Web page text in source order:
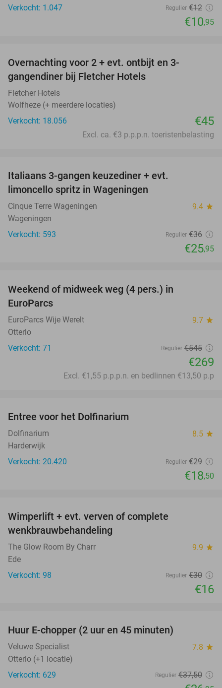
Verkocht: 1.047
Regulier €12
€10,95
Overnachting voor 2 + evt. ontbijt en 3-
gangendiner bij Fletcher Hotels
Fletcher Hotels
Wolfheze (+ meerdere locaties)
Verkocht: 18.056
€45
Excl. ca. €3 p.p.p.n. toeristenbelasting
Italiaans 3-gangen keuzediner + evt.
limoncello spritz in Wageningen
Cinque Terre Wageningen 9.4 star
Wageningen
Verkocht: 593
Regulier €36
€25,95
Weekend of midweek weg (4 pers.) in
EuroParcs
EuroParcs Wije Werelt 9.7 star
Otterlo
Verkocht: 71
Regulier €545
€269
Excl. €1,55 p.p.p.n. en bedlinnen €13,50 p.p
Entree voor het Dolfinarium
Dolfinarium 8.5 star
Harderwijk
Verkocht: 20.420
Regulier €29
€18,50
Wimperlift + evt. verven of complete
wenkbrauwbehandeling
The Glow Room By Charr 9.9 star
Ede
Verkocht: 98
Regulier €30
€16
Huur E-chopper (2 uur en 45 minuten)
Veluwe Specialist 7.8 star
Otterlo (+1 locatie)
Verkocht: 629
Regulier €37,50